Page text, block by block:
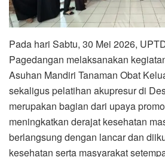
Pada hari Sabtu, 30 Mei 2026,
Pagedangan melaksanakan
Asuhan Mandiri Tanaman Obat
sekaligus pelatihan akupresur di
merupakan bagian dari upaya
meningkatkan derajat kesehatan
berlangsung dengan lancar dan
kesehatan serta masyarakat